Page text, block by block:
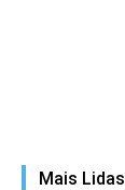
Mais Lidas